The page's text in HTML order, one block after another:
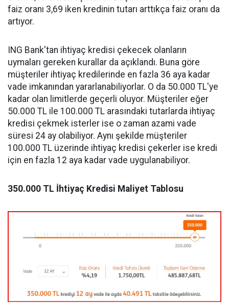
faiz oranı 3,69 iken kredinin tutarı arttıkça faiz oranı da
artıyor.
ING Bank'tan ihtiyaç kredisi çekecek olanların
uymaları gereken kurallar da açıklandı. Buna göre
müşteriler ihtiyaç kredilerinde en fazla 36 aya kadar
vade imkanından yararlanabiliyorlar. O da 50.000 TL'ye
kadar olan limitlerde geçerli oluyor. Müşteriler eğer
50.000 TL ile 100.000 TL arasındaki tutarlarda ihtiyaç
kredisi çekmek isterler ise o zaman azami vade
süresi 24 ay olabiliyor. Aynı şekilde müşteriler
100.000 TL üzerinde ihtiyaç kredisi çekerler ise kredi
için en fazla 12 aya kadar vade uygulanabiliyor.
350.000 TL İhtiyaç Kredisi Maliyet Tablosu